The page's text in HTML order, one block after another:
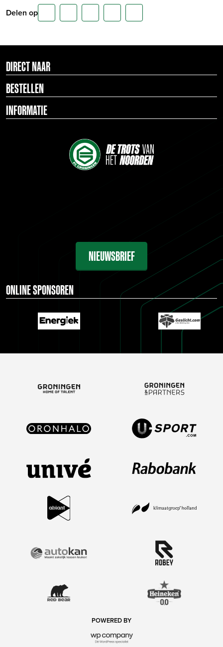
Delen op
DIRECT NAAR
BESTELLEN
INFORMATIE
NIEUWSBRIEF
ONLINE SPONSOREN
POWERED BY